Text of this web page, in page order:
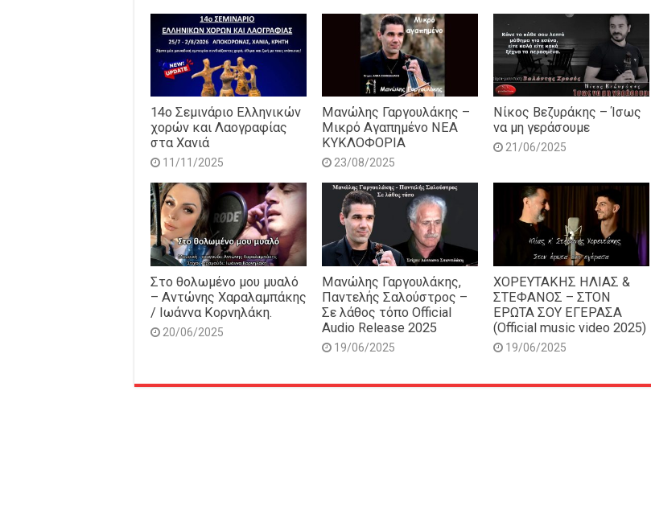
14o Σεμινάριο Ελληνικών
χορών και Λαογραφίας
στα Χανιά
11/11/2025
Μανώλης Γαργουλάκης –
Μικρό Αγαπημένο NEΑ
ΚΥΚΛΟΦΟΡΙΑ
23/08/2025
Νίκος Βεζυράκης – Ίσως
να μη γεράσουμε
21/06/2025
Στο θολωμένο μου μυαλό
– Αντώνης Χαραλαμπάκης
/ Ιωάννα Κορνηλάκη.
20/06/2025
Μανώλης Γαργουλάκης,
Παντελής Σαλούστρος –
Σε λάθος τόπο Official
Audio Release 2025
19/06/2025
ΧΟΡΕΥΤΑΚΗΣ ΗΛΙΑΣ &
ΣΤΕΦΑΝΟΣ – ΣΤΟΝ
ΕΡΩΤΑ ΣΟΥ ΕΓΕΡΑΣΑ
(Official music video 2025)
19/06/2025